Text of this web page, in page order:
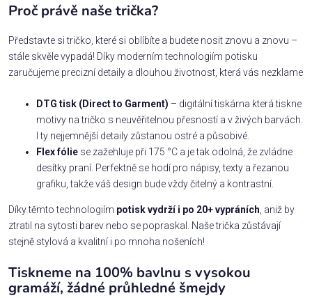
Proč právě naše trička?
Představte si tričko, které si oblíbíte a budete nosit znovu a znovu –
stále skvěle vypadá! Díky moderním technologiím potisku
zaručujeme precizní detaily a dlouhou životnost, která vás nezklame
DTG tisk (Direct to Garment) – digitální tiskárna která tiskne
motivy na tričko s neuvěřitelnou přesností a v živých barvách.
I ty nejjemnější detaily zůstanou ostré a působivé.
Flex fólie se zažehluje při 175 °C a je tak odolná, že zvládne
desítky praní. Perfektně se hodí pro nápisy, texty a řezanou
grafiku, takže váš design bude vždy čitelný a kontrastní.
Díky těmto technologiím potisk vydrží i po 20+ vypráních , aniž by
ztratil na sytosti barev nebo se popraskal. Naše trička zůstávají
stejně stylová a kvalitní i po mnoha nošeních!
Tiskneme na 100% bavlnu s vysokou
gramáží, žádné průhledné šmejdy